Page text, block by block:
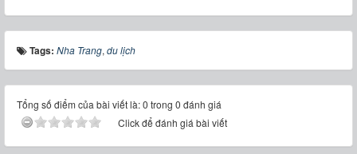
Tags: Nha Trang, du lịch
Tổng số điểm của bài viết là: 0 trong 0 đánh giá
Click để đánh giá bài viết